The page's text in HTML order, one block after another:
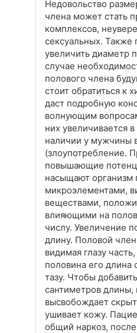
Недовольство
члена может стать
комплексов,
сексуальных. Также
увеличить диаметр
случае
полового члена
стоит обратиться к
даст подробную
волнующим
них увеличивается
наличии у мужчины
(злоупотребление.
повышающие
насыщают организм
микроэлементами,
веществами,
влияющими на
числу. Увеличение
длину. Половой
видимая глазу
половина его длина
тазу. Чтобы
сантиметров длины,
высвобождает
ушивает кожу.
общий наркоз,